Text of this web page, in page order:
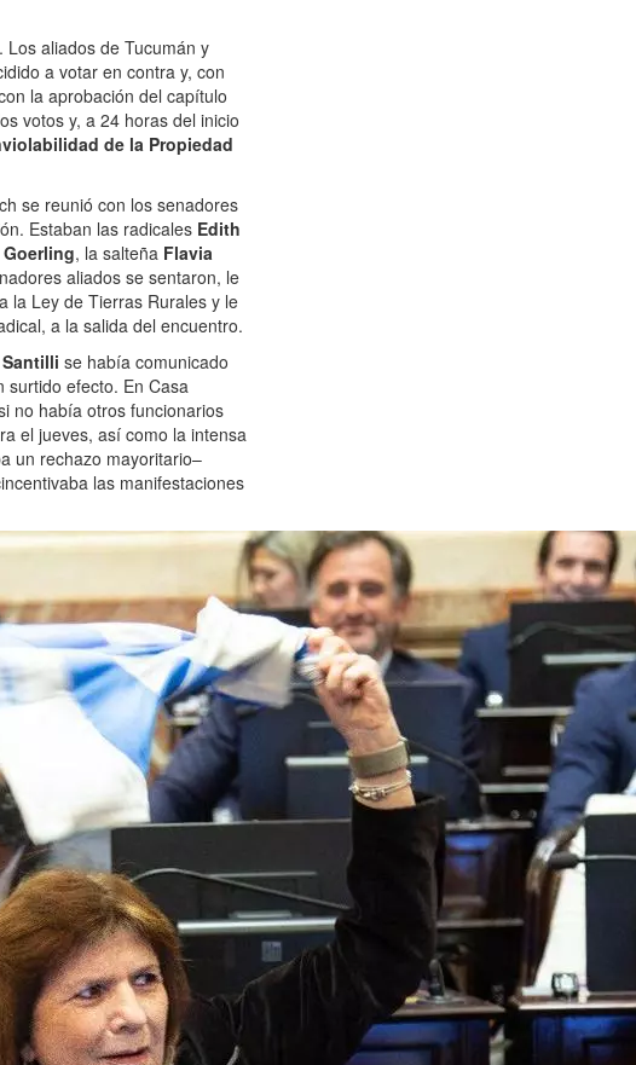
. Los aliados de Tucumán y
a votar en contra y, con
la aprobación del capítulo
votos y, a 24 horas del inicio
de la Propiedad
se reunió con los senadores
Estaban las radicales Edith
, la salteña Flavia
aliados se sentaron, le
la Ley de Tierras Rurales y le
a la salida del encuentro.
se había comunicado
surtido efecto. En Casa
no había otros funcionarios
el jueves, así como la intensa
un rechazo mayoritario–
las manifestaciones